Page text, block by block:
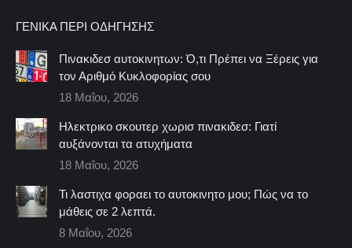
ΓΕΝΙΚΆ ΠΕΡΊ ΟΔΉΓΗΣΗΣ
Πινακιδεσ αυτοκινητων: Ό,τι Πρέπει να Ξέρεις για
τον Αριθμό Κυκλοφορίας σου
18 Μαΐου, 2026
Ηλεκτρικο σκουτερ χωρισ πινακιδεσ: Γιατί
αυξάνονται τα ατυχήματα
18 Μαΐου, 2026
Τι λαστιχα φοραει το αυτοκινητο μου; Πώς να το
μάθεις σε 2 λεπτά.
8 Μαΐου, 2026